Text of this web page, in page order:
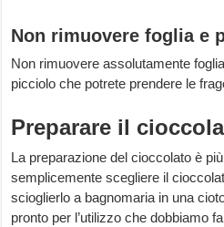
Non rimuovere foglia e
Non rimuovere assolutamente
picciolo che potrete prendere le
Preparare il
La preparazione del cioccolato è
semplicemente scegliere il
scioglierlo a bagnomaria in una
pronto per l’utilizzo che dobbiamo